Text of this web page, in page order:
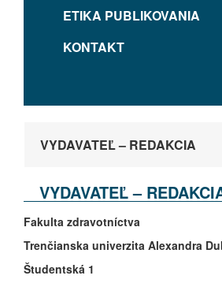
ETIKA PUBLIKOVANIA
KONTAKT
VYDAVATEĽ – REDAKCIA
VYDAVATEĽ –
Fakulta zdravotníctva
Trenčianska univerzita Alexandra
Študentská 1